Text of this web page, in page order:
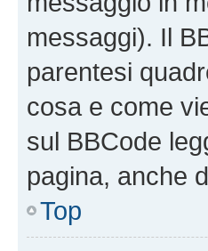
messaggi). Il
parentesi
cosa e come
sul BBCode
pagina, anche
Top